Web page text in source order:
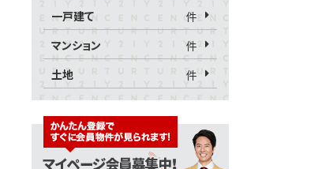
一戸建て
件
マンション
件
土地
件